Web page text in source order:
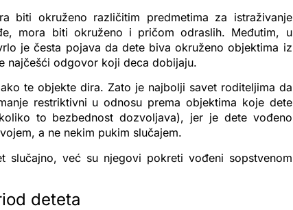
biti okruženo različitim predmetima za istraživanje
mora biti okruženo i pričom odraslih. Međutim, u
je česta pojava da dete biva okruženo objektima iz
najčešći odgovor koji deca dobijaju.
te objekte dira. Zato je najbolji savet roditeljima da
restriktivni u odnosu prema objektima koje dete
to bezbednost dozvoljava), jer je dete vođeno
a ne nekim pukim slučajem.
slučajno, već su njegovi pokreti vođeni sopstvenom
deteta